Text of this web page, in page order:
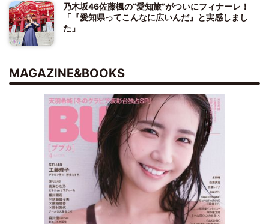
乃木坂46佐藤楓の“愛知旅”がついにフィナーレ！
「『愛知県ってこんなに広いんだ』と実感しまし
た」
MAGAZINE&BOOKS